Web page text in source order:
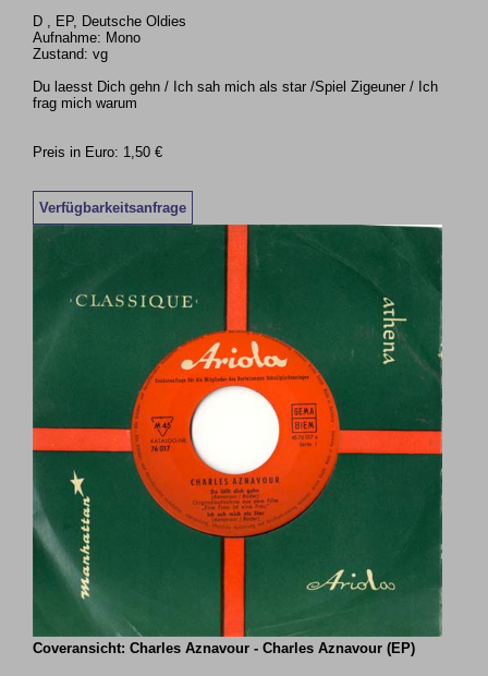
D , EP, Deutsche Oldies
Aufnahme: Mono
Zustand: vg
Du laesst Dich gehn / Ich sah mich als star /Spiel Zigeuner / Ich
frag mich warum
Preis in Euro: 1,50 €
Verfügbarkeitsanfrage
Coveransicht: Charles Aznavour - Charles Aznavour (EP)